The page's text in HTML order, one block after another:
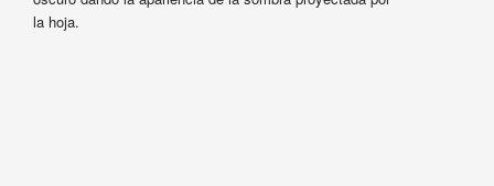
la hoja.